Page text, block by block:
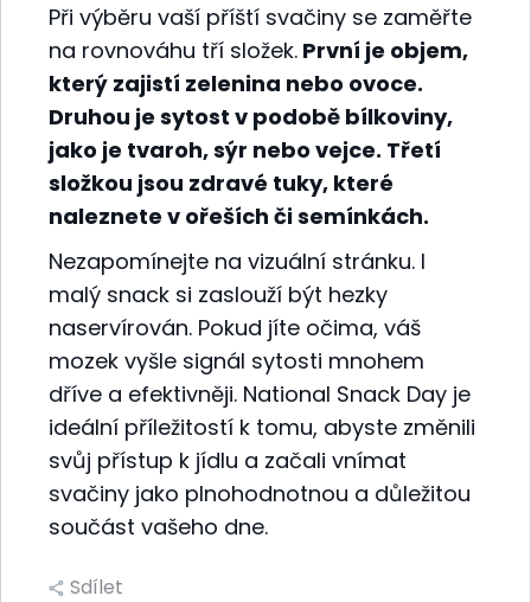
Při výběru vaší příští svačiny se zaměřte
na rovnováhu tří složek. První je objem,
který zajistí zelenina nebo ovoce.
Druhou je sytost v podobě bílkoviny,
jako je tvaroh, sýr nebo vejce. Třetí
složkou jsou zdravé tuky, které
naleznete v ořeších či semínkách.
Nezapomínejte na vizuální stránku. I
malý snack si zaslouží být hezky
naservírován. Pokud jíte očima, váš
mozek vyšle signál sytosti mnohem
dříve a efektivněji. National Snack Day je
ideální příležitostí k tomu, abyste změnili
svůj přístup k jídlu a začali vnímat
svačiny jako plnohodnotnou a důležitou
součást vašeho dne.
Sdílet